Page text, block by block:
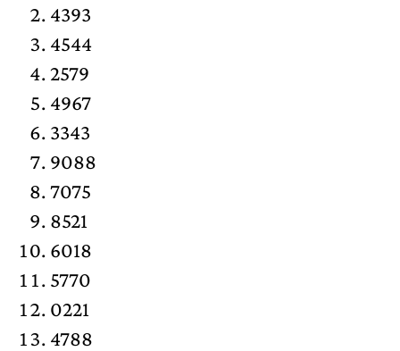
4393
4544
2579
4967
3343
9088
7075
8521
6018
5770
0221
4788